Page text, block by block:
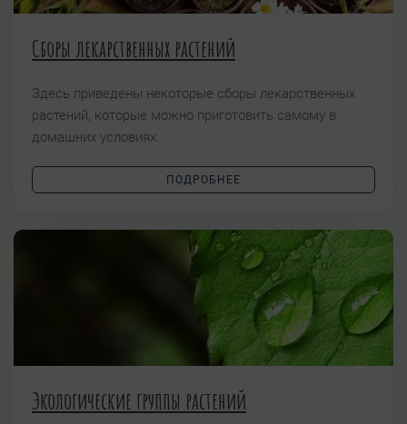
Сборы лекарственных растений
Здесь приведены некоторые сборы лекарственных
растений, которые можно приготовить самому в
домашних условиях.
ПОДРОБНЕЕ
Экологические группы растений